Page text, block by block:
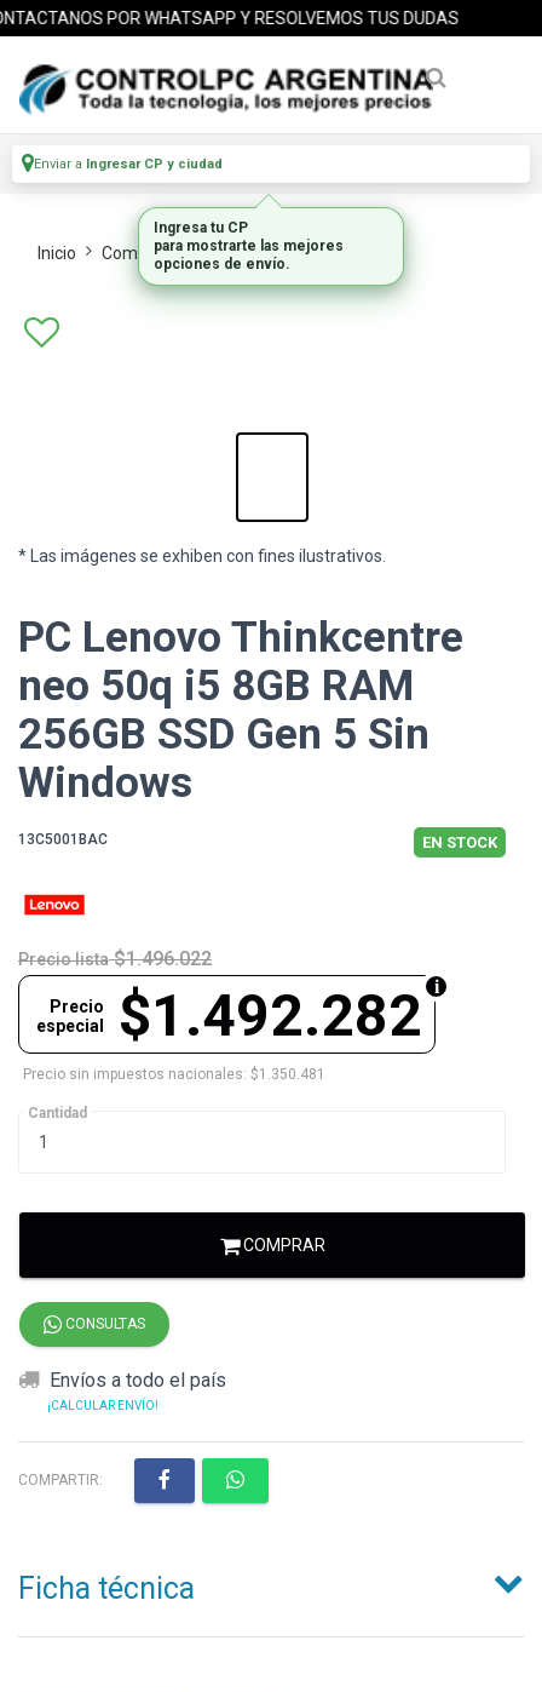
POR WHATSAPP Y RESOLVEMOS TUS DUDAS
Enviar a Ingresar CP y ciudad
Inicio Computadoras Pcs Pc S
* Las imágenes se exhiben con fines ilustrativos.
PC Lenovo Thinkcentre
neo 50q i5 8GB RAM
256GB SSD Gen 5 Sin
Windows
13C5001BAC EN STOCK
Precio lista $1.496.022
$1.492.282
Precio
especial
Precio sin impuestos nacionales: $1.350.481
Cantidad
COMPRAR
CONSULTAS
Envíos a todo el país
¡CALCULAR ENVÍO!
COMPARTIR:
Ficha técnica